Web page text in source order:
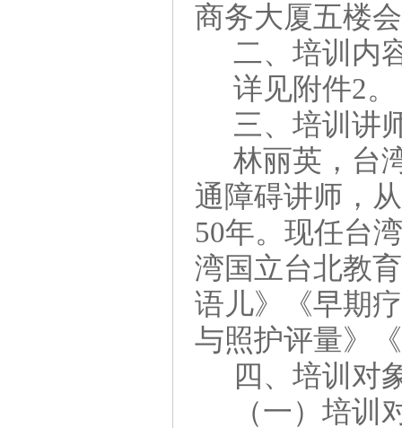
商务大厦五楼
二、培训内
详见附件2。
三、培训讲
林丽英， 台
通障碍讲师，
50年。现任台
湾国立台北教
语儿》《早期
与照护评量》
四、培训对
（一）培